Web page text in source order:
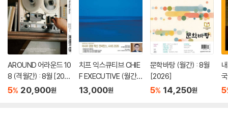
AROUND 어라운드 10
8 (격월간) : 8월 [202
6]
5% 20,900원
치프 익스큐티브 CHIE
F EXECUTIVE (월간) :
8월 [2026]
13,000원
문학바탕 (월간) : 8월
[2026]
5% 14,250원 5